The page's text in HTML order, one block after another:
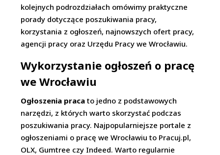
kolejnych podrozdziałach omówimy praktyczne
porady dotyczące poszukiwania pracy,
korzystania z ogłoszeń, najnowszych ofert pracy,
agencji pracy oraz Urzędu Pracy we Wrocławiu.
Wykorzystanie ogłoszeń o pracę
we Wrocławiu
Ogłoszenia praca to jedno z podstawowych
narzędzi, z których warto skorzystać podczas
poszukiwania pracy. Najpopularniejsze portale z
ogłoszeniami o pracę we Wrocławiu to Pracuj.pl,
OLX, Gumtree czy Indeed. Warto regularnie